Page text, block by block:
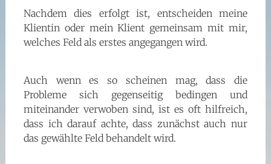
Nachdem dies erfolgt ist, entscheiden meine
Klientin oder mein Klient gemeinsam mit mir,
welches Feld als erstes angegangen wird.
Auch wenn es so scheinen mag, dass die
Probleme sich gegenseitig bedingen und
miteinander verwoben sind, ist es oft hilfreich,
dass ich darauf achte, dass zunächst auch nur
das gewählte Feld behandelt wird.